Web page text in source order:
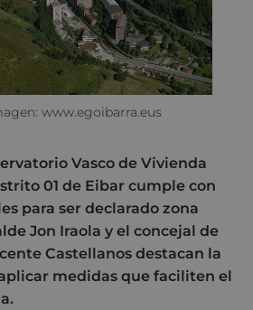
www.egoibarra.eus
Vasco de Vivienda
01 de Eibar cumple con
para ser declarado zona
Jon Iraola y el concejal de
Castellanos destacan la
medidas que faciliten el